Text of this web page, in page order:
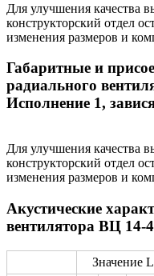
Для улучшения качества
конструкторский отдел
изменения размеров и
Габаритные и
радиального
Исполнение 1,
Для улучшения качества
конструкторский отдел
изменения размеров и
Акустические
вентилятора ВЦ 14-
Значение